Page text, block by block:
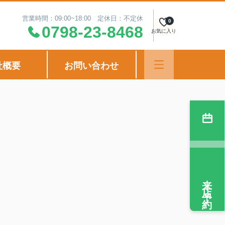
営業時間：09:00~18:00 定休日：不定休
0798-23-8468 お気に入り
0
概要 お問い合わせ
来店予約